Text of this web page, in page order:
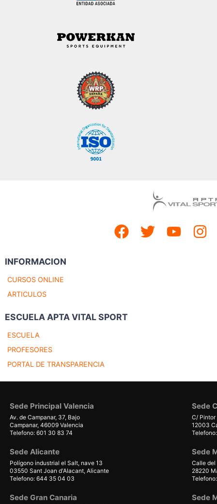
INFORMACION
CURSOS ONLINE
ARTICULOS
ESCUELA APTA VITAL SPORT
ESCUELA
PROFESORES
PORTAL DE TRANSPARENCIA
Sede Principal Valencia
Av. de Campanar, 37, Bajo
Campanar, 46009 Valencia
Telefono: 601 30 83 74
Sede
C/ Pintor
12003
Sede Alicante
Polígono industrial el Salt, nave 13
03550 Sant Joan d'Alacant, Alicante
Telefono: 644 35 04 03
Sede
Calle del
28220
Sede Gran Canaria Sede